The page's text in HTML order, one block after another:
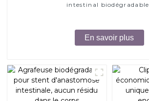
intestinal
En savoir plus